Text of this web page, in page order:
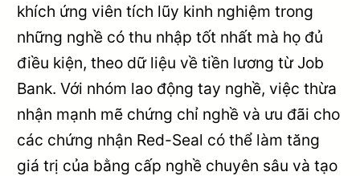
khích ứng viên tích lũy kinh nghiệm trong
những nghề có thu nhập tốt nhất mà họ đủ
điều kiện, theo dữ liệu về tiền lương từ Job
Bank. Với nhóm lao động tay nghề, việc thừa
nhận mạnh mẽ chứng chỉ nghề và ưu đãi cho
các chứng nhận Red-Seal có thể làm tăng
giá trị của bằng cấp nghề chuyên sâu và tạo